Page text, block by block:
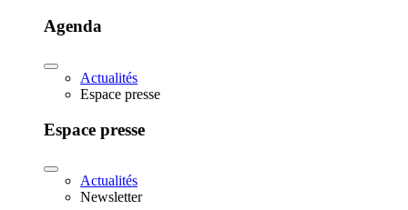
Agenda
Actualités
Espace presse
Espace presse
Actualités
Newsletter